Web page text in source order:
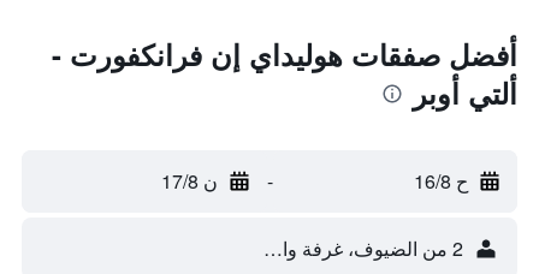
أفضل صفقات هوليداي إن فرانكفورت -
ألتي أوبر
ح 16/8 - ن 17/8
2 من الضيوف، غرفة واحدة